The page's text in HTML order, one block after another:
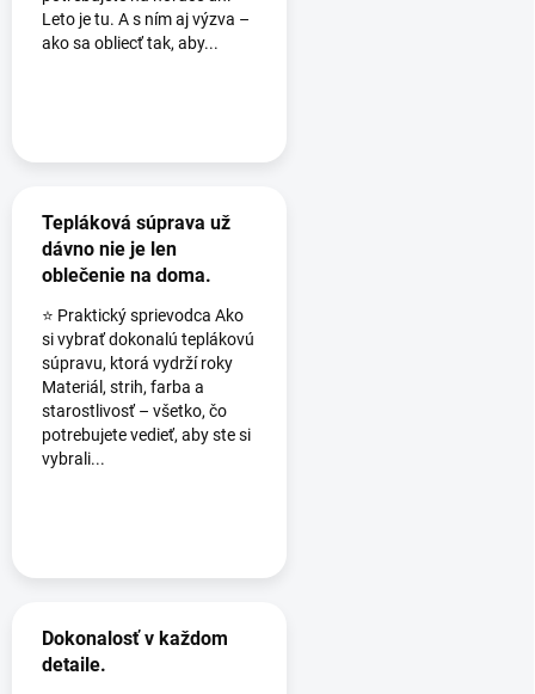
Leto je tu. A s ním aj výzva –
ako sa obliecť tak, aby...
Tepláková súprava už
dávno nie je len
oblečenie na doma.
⭐ Praktický sprievodca Ako
si vybrať dokonalú teplákovú
súpravu, ktorá vydrží roky
Materiál, strih, farba a
starostlivosť – všetko, čo
potrebujete vedieť, aby ste si
vybrali...
Dokonalosť v každom
detaile.